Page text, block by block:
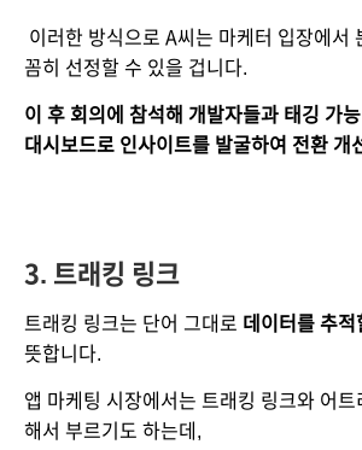
이러한 방식으로 A씨는 마케터 입장에서
꼼히 선정할 수 있을 겁니다.
이 후 회의에 참석해 개발자들과 태깅 가
대시보드로 인사이트를 발굴하여 전환 개
3. 트래킹 링크
트래킹 링크는 단어 그대로 데이터를 추적
뜻합니다.
앱 마케팅 시장에서는 트래킹 링크와 어트
해서 부르기도 하는데,